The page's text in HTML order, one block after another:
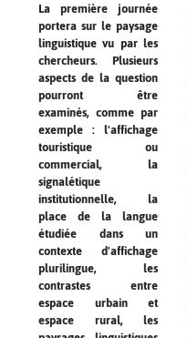
La première journée
portera sur le paysage
linguistique vu par les
chercheurs. Plusieurs
aspects de la question
pourront être
examinés, comme par
exemple : l'affichage
touristique ou
commercial, la
signalétique
institutionnelle, la
place de la langue
étudiée dans un
contexte d'affichage
plurilingue, les
contrastes entre
espace urbain et
espace rural, les